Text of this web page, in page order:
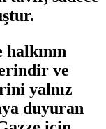
ve
yalnız
duyuran